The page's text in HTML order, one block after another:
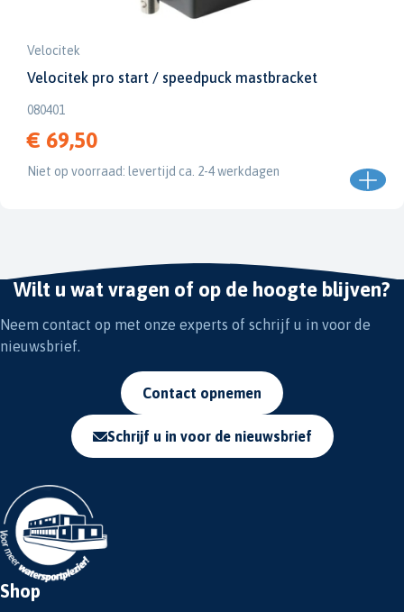
Velocitek
Velocitek pro start / speedpuck mastbracket
080401
€ 69,50
Niet op voorraad: levertijd ca. 2-4 werkdagen
Wilt u wat vragen of op de hoogte blijven?
Neem contact op met onze experts of schrijf u in voor de
nieuwsbrief.
Contact opnemen
Schrijf u in voor de nieuwsbrief
Shop